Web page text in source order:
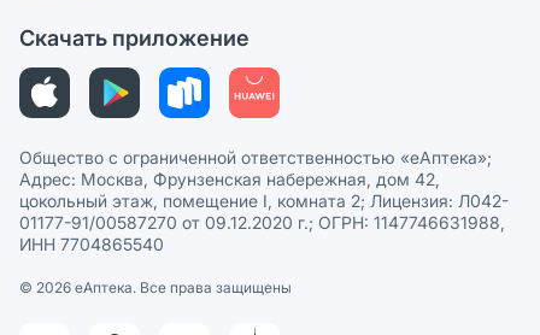
Этика и соответствие
Политика в отношении обработки персональных данных
Скачать приложение
Общество с ограниченной ответственностью «еАптека»;
Адрес: Москва, Фрунзенская набережная, дом 42,
цокольный этаж, помещение I, комната 2; Лицензия: Л042-
01177-91/00587270 от 09.12.2020 г.; ОГРН: 1147746631988,
ИНН 7704865540
© 2026 eАптека. Все права защищены